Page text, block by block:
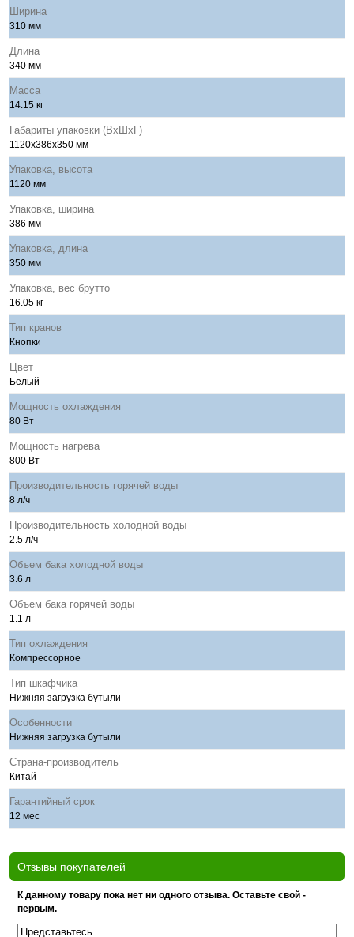
Ширина
310 мм
Длина
340 мм
Масса
14.15 кг
Габариты упаковки (ВхШхГ)
1120x386x350 мм
Упаковка, высота
1120 мм
Упаковка, ширина
386 мм
Упаковка, длина
350 мм
Упаковка, вес брутто
16.05 кг
Тип кранов
Кнопки
Цвет
Белый
Мощность охлаждения
80 Вт
Мощность нагрева
800 Вт
Производительность горячей воды
8 л/ч
Производительность холодной воды
2.5 л/ч
Объем бака холодной воды
3.6 л
Объем бака горячей воды
1.1 л
Тип охлаждения
Компрессорное
Тип шкафчика
Нижняя загрузка бутыли
Особенности
Нижняя загрузка бутыли
Страна-производитель
Китай
Гарантийный срок
12 мес
Отзывы покупателей
К данному товару пока нет ни одного отзыва. Оставьте свой -
первым.